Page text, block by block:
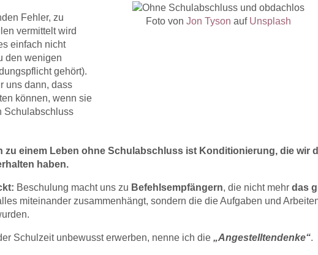
Fehler, zu
vermittelt wird
einfach nicht
den wenigen
gehört).
uns dann, dass
können, wenn sie
Schulabschluss
Foto von Jon Tyson auf Unsplash
zu einem Leben ohne Schulabschluss ist Konditionierung, die wir
haben.
Beschulung macht uns zu Befehlsempfängern, die nicht mehrdas
miteinander zusammenhängt, sondern die die Aufgaben und
Schulzeit unbewusst erwerben, nenne ich die„Angestelltendenke“.